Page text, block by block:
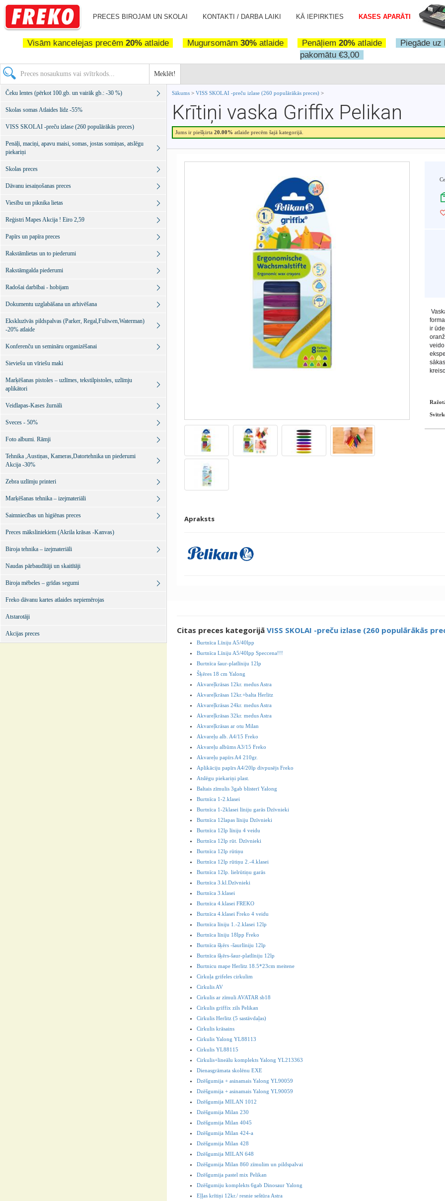
PRECES BIROJAM UN SKOLAI KONTAKTI / DARBA LAIKI KĀ IEPIRKTIES KASES APARĀTI
Visām kancelejas precēm 20%atlaide Mugursomām 30%atlaide Penāļiem 20%atlaide Piegāde uz
pakomātu €3,00
Meklēt!
Sākums > VISS SKOLAI -preču izlase (260 populārākās preces) >
Krītiņi vaska Griffix Pelikan
Jums ir piešķirta 20.00% atlaide precēm šajā kategorijā.
ir
Apraksts
Citas preces kategorijā VISS SKOLAI -preču izlase (260 populārākās
Burtnīca Līniju A5/40lpp
Burtnīca Līniju A5/40lpp Speccena!!!
Burtnīca šaur-platlīniju 12lp
Šķēres 18 cm Yalong
Akvareļkrāsas 12kr. medus Astra
Akvareļkrāsas 12kr.+balta Herlitz
Akvareļkrāsas 24kr. medus Astra
Akvareļkrāsas 32kr. medus Astra
Akvareļkrāsas ar otu Milan
Akvareļu alb. A4/15 Freko
Akvareļu albūms A3/15 Freko
Akvareļu papīrs A4 210gr.
Aplikāciju papīrs A4/20lp divpusējs Freko
Atslēgu piekariņi plast.
Baltais zīmulis 3gab blisterī Yalong
Burtnīca 1-2.klasei
Burtnīca 1-2klasei līniju garās Dzīvnieki
Burtnīca 12lapas līniju Dzīvnieki
Burtnīca 12lp līniju 4 veidu
Burtnīca 12lp rūt. Dzīvnieki
Burtnīca 12lp rūtiņu
Burtnīca 12lp rūtiņu 2.-4.klasei
Burtnīca 12lp. lielrūtiņu garās
Burtnīca 3.kl.Dzīvnieki
Burtnīca 3.klasei
Burtnīca 4.klasei FREKO
Burtnīca 4.klasei Freko 4 veidu
Burtnīca līniju 1.-2.klasei 12lp
Burtnīca līniju 18lpp Freko
Burtnīca šķērs -šaurlīniju 12lp
Burtnīca šķērs-šaur-platlīniju 12lp
Burtnicu mape Herlitz 18.5*23cm meitene
Cirkuļa grifeles cirkulim
Cirkulis AV
Cirkulis ar zīmuli AVATAR sb18
Cirkulis griffix zils Pelikan
Cirkulis Herlitz (5 sastāvdaļas)
Cirkulis krāsains
Cirkulis Yalong YL88113
Cirkulis YL88115
Cirkulis+lineālu komplekts Yalong YL213363
Dienasgrāmata skolēnu EXE
Dzēšgumija + asinamais Yalong YL90059
Dzēšgumija + asinamais Yalong YL90059
Dzēšgumija MILAN 1012
Dzēšgumija Milan 230
Dzēšgumija Milan 4045
Dzēšgumija Milan 424-a
Dzēšgumija Milan 428
Dzēšgumija MILAN 648
Dzēšgumija Milan 860 zīmulim un pildspalvai
Dzēšgumija pastel mix Pelikan
Dzēšgumiju komplekts 6gab Dinosaur Yalong
Eļļas krītiņi 12kr./ resnie seštūra Astra
Čeku lentes (pērkot 100.gb. un vairāk gb.: -30 %)
Skolas somas Atlaides līdz -55%
VISS SKOLAI -preču izlase (260 populārākās preces)
Penāļi, maciņi, apavu maisi, somas, jostas somiņas, atslēgu
piekariņi
Skolas preces
Dāvanu iesaiņošanas preces
Viesību un piknika lietas
Reģistri Mapes Akcija ! Eiro 2,59
Papīrs un papīra preces
Rakstāmlietas un to piederumi
Rakstāmgalda piederumi
Radošai darbībai - hobijam
Dokumentu uzglabāšana un arhivēšana
Ekskluzīvās pildspalvas (Parker, Regal,Fuliwen,Waterman)
-20% atlaide
Konferenču un semināru organizēšanai
Sieviešu un vīriešu maki
Marķēšanas pistoles – uzlīmes, tekstilpistoles, uzlīmju
aplikātori
Veidlapas-Kases žurnāli
Sveces - 50%
Foto albumi. Rāmji
Tehnika ,Austiņas, Kameras,Datortehnika un piederumi
Akcija -30%
Zebra uzlīmju printeri
Marķēšanas tehnika – izejmateriāli
Saimniecības un higiēnas preces
Preces māksliniekiem (Akrila krāsas -Kanvas)
Biroja tehnika – izejmateriāli
Naudas pārbaudītāji un skaitītāji
Biroja mēbeles – grīdas segumi
Freko dāvanu kartes atlaides nepiemērojas
Atstarotāji
Akcijas preces